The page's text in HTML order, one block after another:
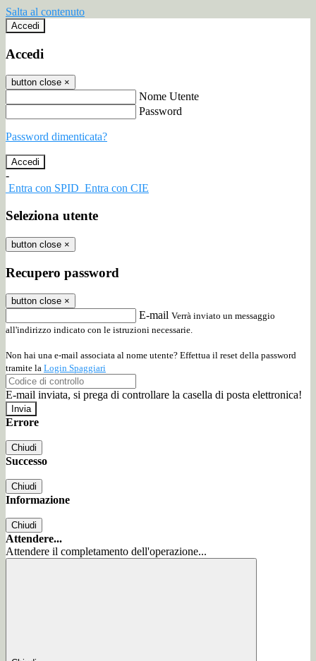
Salta al contenuto
Accedi
Accedi
button close ×
Nome Utente
Password
Password dimenticata?
-
Entra con SPID Entra con CIE
Seleziona utente
button close ×
Recupero password
button close ×
E-mail Verrà inviato un messaggio
all'indirizzo indicato con le istruzioni necessarie.
Non hai una e-mail associata al nome utente? Effettua il reset della password
tramite la Login Spaggiari
E-mail inviata, si prega di controllare la casella di posta elettronica!
Errore
Chiudi
Successo
Chiudi
Informazione
Chiudi
Attendere...
Attendere il completamento dell'operazione...